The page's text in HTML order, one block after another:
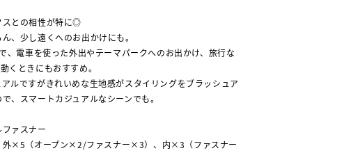
スとの相性が特に◎
、少し遠くへのお出かけにも。
、電車を使った外出やテーマパークへのお出かけ、旅行な
くときにもおすすめ。
ルですがきれいめな生地感がスタイリングをブラッシュア
、スマートカジュアルなシーンでも。
ファスナー
外×5（オープン×2/ファスナー×3）、内×3（ファスナー